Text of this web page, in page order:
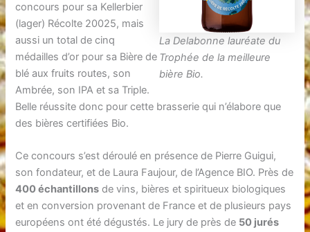
La Delabonne lauréate du
Trophée de la meilleure
bière Bio.
concours pour sa Kellerbier
(lager) Récolte 20025, mais
aussi un total de cinq
médailles d’or pour sa Bière de
blé aux fruits routes, son
Ambrée, son IPA et sa Triple.
Belle réussite donc pour cette brasserie qui n’élabore que
des bières certifiées Bio.
Ce concours s’est déroulé en présence de Pierre Guigui,
son fondateur, et de Laura Faujour, de l’Agence BIO. Près de
400 échantillons de vins, bières et spiritueux biologiques
et en conversion provenant de France et de plusieurs pays
européens ont été dégustés. Le jury de près de 50 jurés